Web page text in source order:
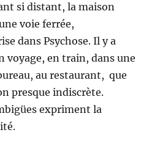
si distant, la maison
voie ferrée,
dans Psychose. Il y a
voyage, en train, dans une
au restaurant, que
presque indiscrète.
expriment la